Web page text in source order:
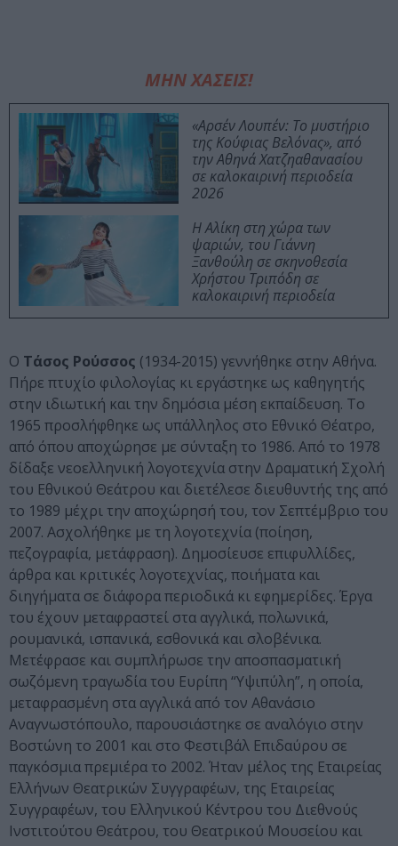
ΜΗΝ ΧΑΣΕΙΣ!
«Αρσέν Λουπέν: Το μυστήριο
της Κούφιας Βελόνας», από
την Αθηνά Χατζηαθανασίου
σε καλοκαιρινή περιοδεία
2026
Η Αλίκη στη χώρα των
ψαριών, του Γιάννη
Ξανθούλη σε σκηνοθεσία
Χρήστου Τριπόδη σε
καλοκαιρινή περιοδεία
Ο Τάσος Ρούσσος (1934-2015) γεννήθηκε στην Αθήνα.
Πήρε πτυχίο φιλολογίας κι εργάστηκε ως καθηγητής
στην ιδιωτική και την δημόσια μέση εκπαίδευση. Το
1965 προσλήφθηκε ως υπάλληλος στο Εθνικό Θέατρο,
από όπου αποχώρησε με σύνταξη το 1986. Από το 1978
δίδαξε νεοελληνική λογοτεχνία στην Δραματική Σχολή
του Εθνικού Θεάτρου και διετέλεσε διευθυντής της από
το 1989 μέχρι την αποχώρησή του, τον Σεπτέμβριο του
2007. Ασχολήθηκε με τη λογοτεχνία (ποίηση,
πεζογραφία, μετάφραση). Δημοσίευσε επιφυλλίδες,
άρθρα και κριτικές λογοτεχνίας, ποιήματα και
διηγήματα σε διάφορα περιοδικά κι εφημερίδες. Έργα
του έχουν μεταφραστεί στα αγγλικά, πολωνικά,
ρουμανικά, ισπανικά, εσθονικά και σλοβένικα.
Μετέφρασε και συμπλήρωσε την αποσπασματική
σωζόμενη τραγωδία του Ευρίπη “Υψιπύλη”, η οποία,
μεταφρασμένη στα αγγλικά από τον Αθανάσιο
Αναγνωστόπουλο, παρουσιάστηκε σε αναλόγιο στην
Βοστώνη το 2001 και στο Φεστιβάλ Επιδαύρου σε
παγκόσμια πρεμιέρα το 2002. Ήταν μέλος της Εταιρείας
Ελλήνων Θεατρικών Συγγραφέων, της Εταιρείας
Συγγραφέων, του Ελληνικού Κέντρου του Διεθνούς
Ινστιτούτου Θεάτρου, του Θεατρικού Μουσείου και